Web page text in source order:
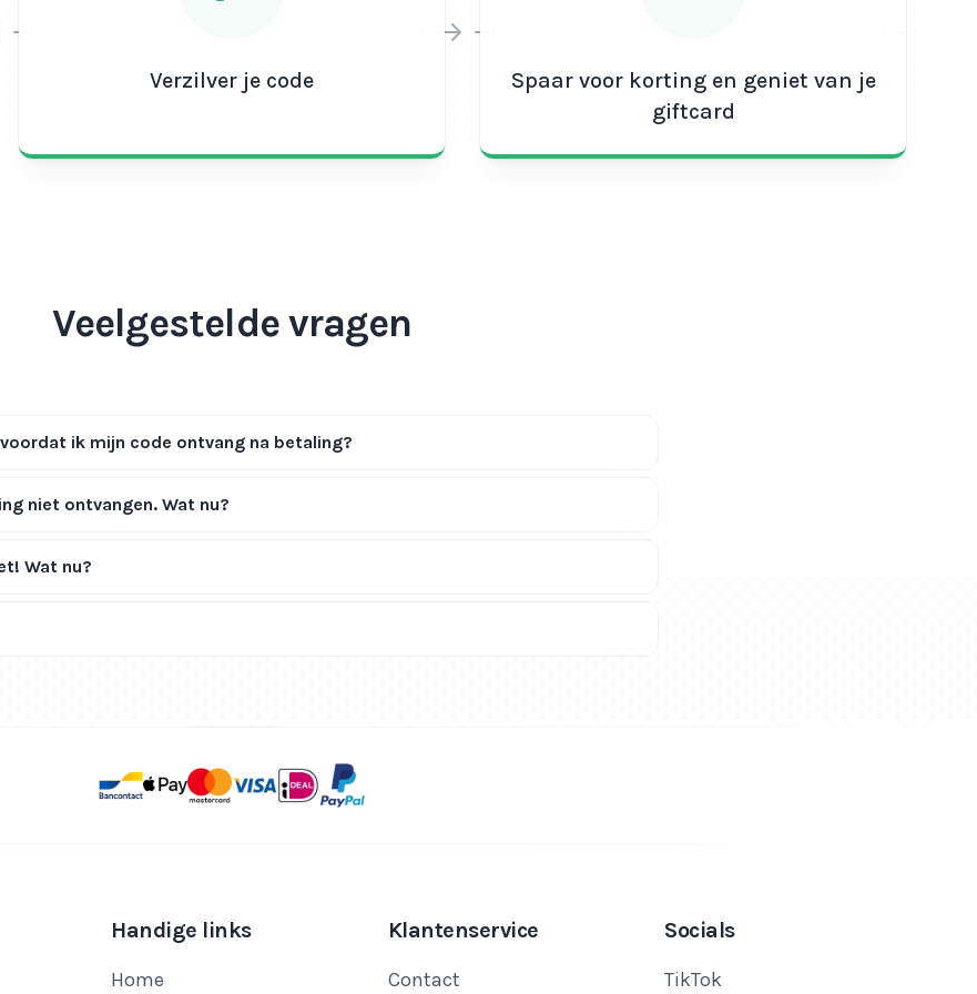
Verzilver je code
Spaar voor korting en geniet van je
giftcard
Veelgestelde vragen
ik mijn code ontvang na betaling?
niet ontvangen. Wat nu?
Wat nu?
Handige links
Home
Klantenservice
Contact
Socials
TikTok